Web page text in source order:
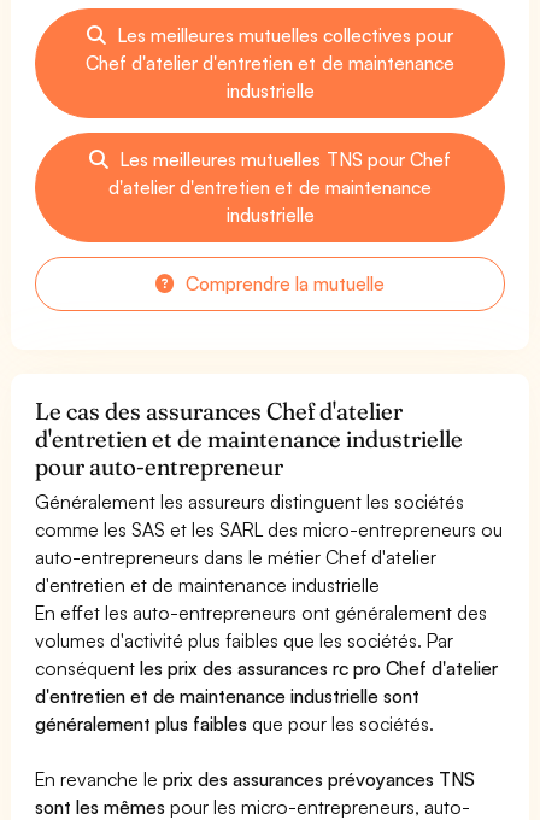
Les meilleures mutuelles collectives pour
Chef d'atelier d'entretien et de maintenance
industrielle
Les meilleures mutuelles TNS pour Chef
d'atelier d'entretien et de maintenance
industrielle
Comprendre la mutuelle
Le cas des assurances Chef d'atelier
d'entretien et de maintenance industrielle
pour auto-entrepreneur
Généralement les assureurs distinguent les sociétés
comme les SAS et les SARL des micro-entrepreneurs ou
auto-entrepreneurs dans le métier Chef d'atelier
d'entretien et de maintenance industrielle
En effet les auto-entrepreneurs ont généralement des
volumes d'activité plus faibles que les sociétés. Par
conséquentles prix des assurances rc pro Chef d'atelier
d'entretien et de maintenance industrielle sont
généralement plus faibles que pour les sociétés.
En revanche leprix des assurances prévoyances TNS
sont les mêmes pour les micro-entrepreneurs, auto-